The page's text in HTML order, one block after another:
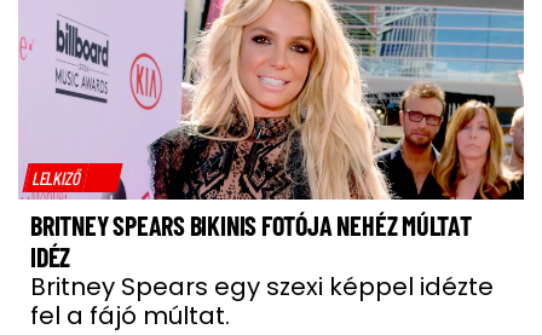
LELKIZŐ
BRITNEY SPEARS BIKINIS FOTÓJA NEHÉZ MÚLTAT
IDÉZ
Britney Spears egy szexi képpel idézte
fel a fájó múltat.